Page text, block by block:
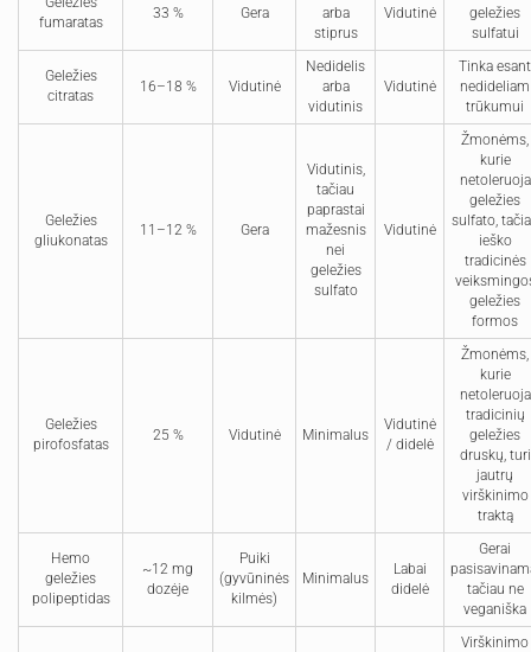
fumaratas
33 % Gera
arba
stiprus
Vidutinė
geležies
sulfatui
Geležies
citratas
16–18 % Vidutinė
Nedidelis
arba
vidutinis
Vidutinė
Tinka esant
nedideliam
trūkumui
Geležies
gliukonatas
11–12 % Gera
Vidutinis,
tačiau
paprastai
mažesnis
nei
geležies
sulfato
Vidutinė
Žmonėms,
kurie
netoleruoja
geležies
sulfato,
ieško
tradicinės
geležies
formos
Geležies
pirofosfatas
25 % Vidutinė Minimalus
Vidutinė
/ didelė
Žmonėms,
kurie
netoleruoja
tradicinių
geležies
druskų, turi
jautrų
virškinimo
traktą
Hemo
geležies
polipeptidas
~12 mg
dozėje
Puiki
(gyvūninės
kilmės)
Minimalus
Labai
didelė
Gerai
tačiau ne
veganiška
Virškinimo